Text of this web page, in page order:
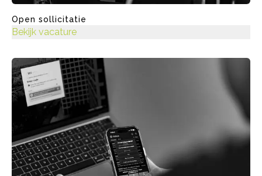
Open sollicitatie
Bekijk vacature